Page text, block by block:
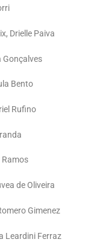
Drielle Paiva
Gonçalves
Bento
Rufino
Ramos
de Oliveira
Gimenez
Leardini Ferraz